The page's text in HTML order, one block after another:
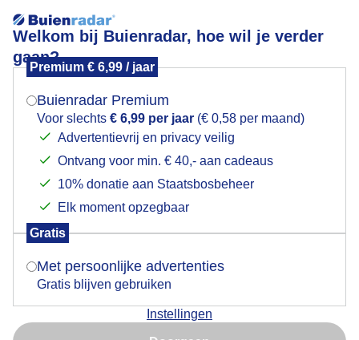
Welkom bij Buienradar, hoe wil je verder
gaan?
Premium € 6,99 / jaar
Buienradar Premium
Voor slechts € 6,99 per jaar (€ 0,58 per maand)
Advertentievrij en privacy veilig
Ontvang voor min. € 40,- aan cadeaus
10% donatie aan Staatsbosbeheer
Elk moment opzegbaar
Gratis
Met persoonlijke advertenties
Gratis blijven gebruiken
Instellingen
Natuur
Mogen we je locatie gebruiken voor het
Indien je hier nog geen akkoord op hebt gegeven,
verschijnt er zo een pop-up uit je browser waarin
Is goed, toon de popup
Nu niet, misschien later